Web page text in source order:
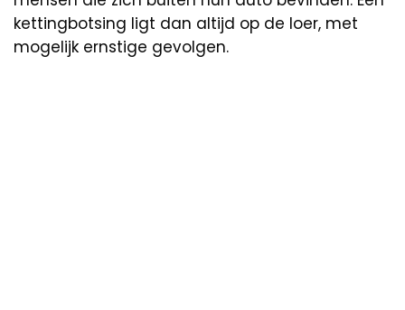
kettingbotsing ligt dan altijd op de loer, met
mogelijk ernstige gevolgen.